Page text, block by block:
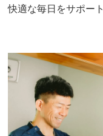
快適な毎日をサポー